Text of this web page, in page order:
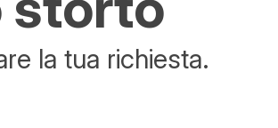
la tua richiesta.